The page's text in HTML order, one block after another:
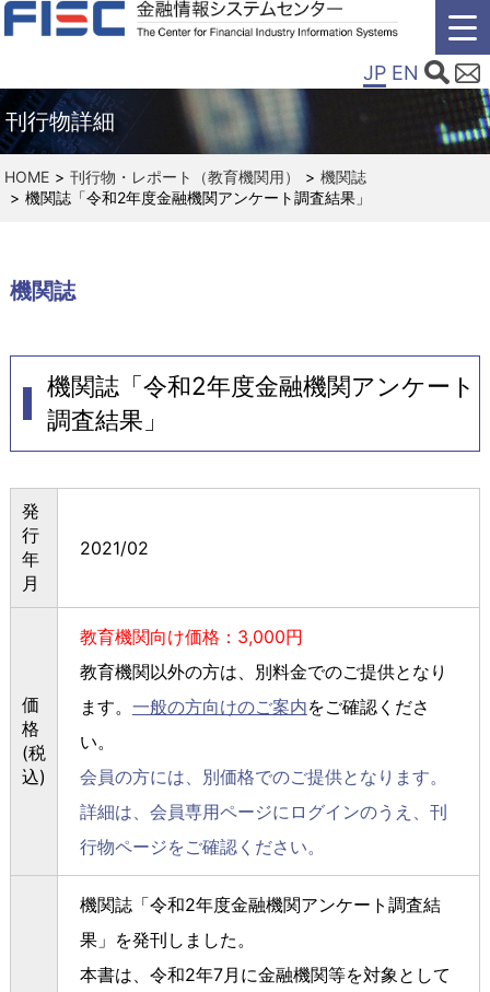
JP EN
刊行物詳細
HOME 刊行物・レポート（教育機関用）
機関誌
機関誌「令和2年度金融機関アンケート調査結果」
機関誌
機関誌「令和2年度金融機関アンケート
調査結果」
発
行
年
月
2021/02
価
格
(税
込)
教育機関向け価格：3,000円
教育機関以外の方は、別料金でのご提供となり
ます。 一般の方向けのご案内をご確認くださ
い。
会員の方には、別価格でのご提供となります。
詳細は、会員専用ページにログインのうえ、刊
行物ページをご確認ください。
機関誌「令和2年度金融機関アンケート調査結
果」を発刊しました。
本書は、令和2年7月に金融機関等を対象として